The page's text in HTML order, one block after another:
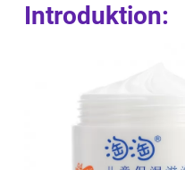
Introduktion: